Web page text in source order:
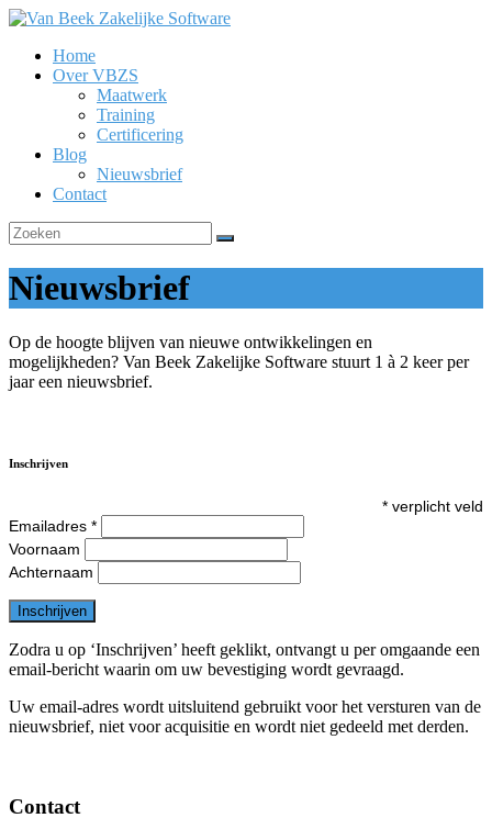
Ga
inhoud
Van
Beek
Zakelijke
Software
Home
Over VBZS
Maatwerk
Training
Certificering
Blog
Nieuwsbrief
Contact
Nieuwsbrief
Op de hoogte blijven van nieuwe ontwikkelingen en
mogelijkheden? Van Beek Zakelijke Software stuurt 1 à 2 keer per
jaar een nieuwsbrief.
Inschrijven
* verplicht veld
Emailadres *
Voornaam
Achternaam
Zodra u op ‘Inschrijven’ heeft geklikt, ontvangt u per omgaande een
email-bericht waarin om uw bevestiging wordt gevraagd.
Uw email-adres wordt uitsluitend gebruikt voor het versturen van de
nieuwsbrief, niet voor acquisitie en wordt niet gedeeld met derden.
Contact